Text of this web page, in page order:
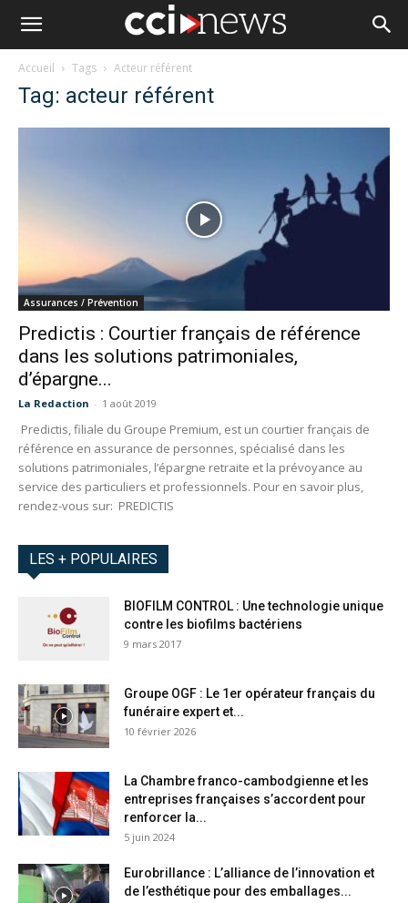
Accueil Tags Acteur référent
Tag: acteur référent
Assurances / Prévention
Predictis : Courtier français de référence
dans les solutions patrimoniales,
d’épargne...
La Redaction - 1 août 2019
Predictis, filiale du Groupe Premium, est un courtier français de
référence en assurance de personnes, spécialisé dans les
solutions patrimoniales, l’épargne retraite et la prévoyance au
service des particuliers et professionnels. Pour en savoir plus,
rendez-vous sur: PREDICTIS
LES + POPULAIRES
BIOFILM CONTROL : Une technologie unique
contre les biofilms bactériens
9 mars 2017
Groupe OGF : Le 1er opérateur français du
funéraire expert et...
10 février 2026
La Chambre franco-cambodgienne et les
entreprises françaises s’accordent pour
renforcer la...
5 juin 2024
Eurobrillance : L’alliance de l’innovation et
de l’esthétique pour des emballages...